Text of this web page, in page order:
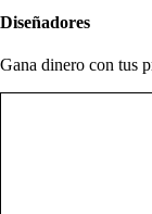
Diseñadores
Gana dinero con tus